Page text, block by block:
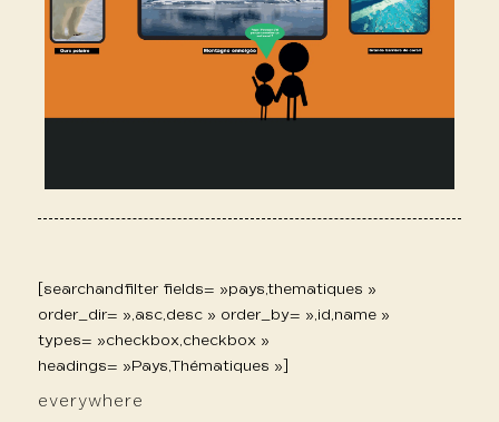
[searchandfilter fields= »pays,thematiques »
order_dir= »,asc,desc » order_by= »,id,name »
types= »checkbox,checkbox »
headings= »Pays,Thématiques »]
everywhere